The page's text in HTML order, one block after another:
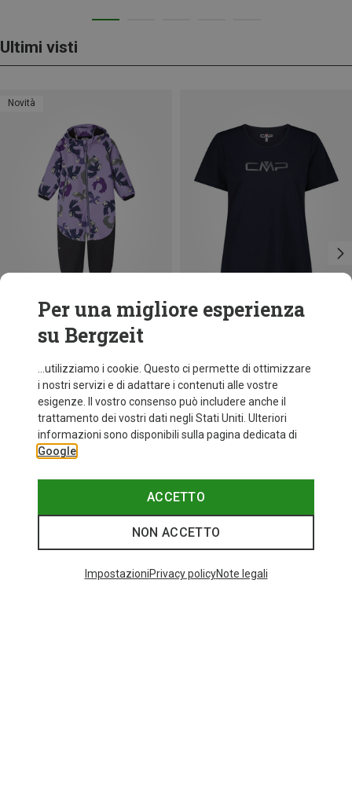
Ultimi visti
Novità
Taglie
Tuta Mjosa Softshell Print bambino
80 86 92 98
Per una migliore esperienza
su Bergzeit
...utilizziamo i cookie. Questo ci permette di ottimizzare
i nostri servizi e di adattare i contenuti alle vostre
esigenze. Il vostro consenso può includere anche il
trattamento dei vostri dati negli Stati Uniti. Ulteriori
informazioni sono disponibili sulla pagina dedicata di
Google
ACCETTO
NON ACCETTO
ImpostazioniPrivacy policyNote legali